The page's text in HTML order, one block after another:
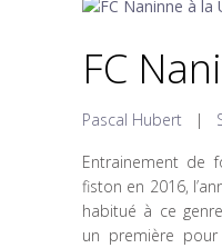
FC
Pascal Hubert |
Entrainement de
fiston en 2016,
habitué à ce
un première pour